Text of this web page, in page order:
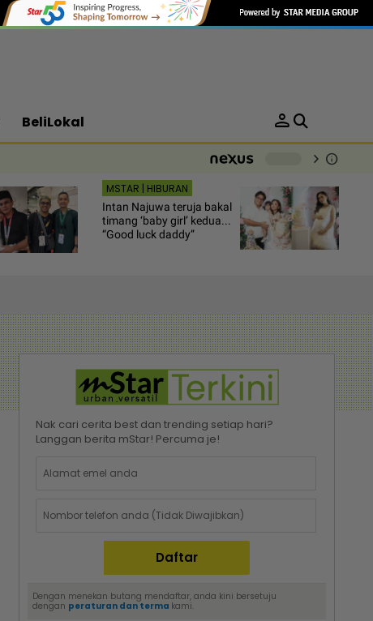
BeliLokal person
chevron_right info
MSTAR | HIBURAN
Intan Najuwa teruja bakal
timang ‘baby girl’ kedua...
“Good luck daddy”
Nak cari cerita best dan trending setiap hari?
Langgan berita mStar! Percuma je!
Dengan menekan butang mendaftar, anda kini bersetuju
dengan peraturan dan terma kami.